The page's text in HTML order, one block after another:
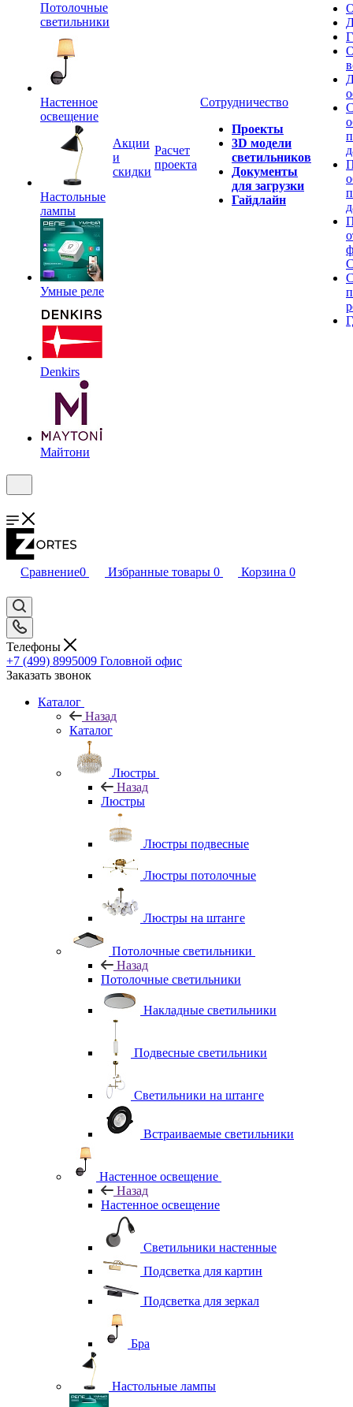
Потолочные
светильники
Настенное
освещение
Настольные
лампы
Умные реле
Denkirs
Майтони
Акции
и
скидки
Расчет
проекта
Сотрудничество
Проекты
3D модели
светильников
Документы
для загрузки
Гайдлайн
Сравнение0 Избранные товары 0 Корзина 0
Телефоны
+7 (499) 8995009 Головной офис
Заказать звонок
Каталог
Назад
Каталог
Люстры
Назад
Люстры
Люстры подвесные
Люстры потолочные
Люстры на штанге
Потолочные светильники
Назад
Потолочные светильники
Накладные светильники
Подвесные светильники
Светильники на штанге
Встраиваемые светильники
Настенное освещение
Назад
Настенное освещение
Светильники настенные
Подсветка для картин
Подсветка для зеркал
Бра
Настольные лампы